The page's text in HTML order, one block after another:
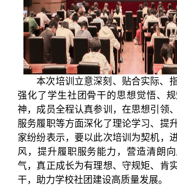
本次培训立意深刻、贴合实际、
强化了学生社团骨干的思想觉悟、
神，成员全程认真参训，在思想引领
服务履职等方面深化了理论学习、提
家纷纷表示，要以此次培训为契机，
风，提升履职服务能力，营造清朗
气，真正成长为有理想、守规矩、肯
干，助力学校社团建设高质量发展。